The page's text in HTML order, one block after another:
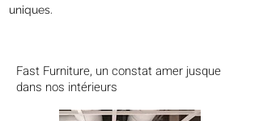
uniques.​​
Fast Furniture, un constat amer jusque
dans nos intérieurs